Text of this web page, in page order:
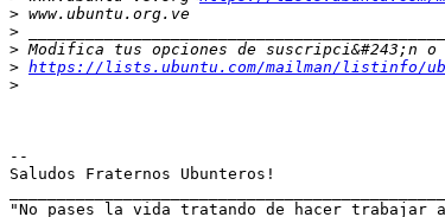
>
>
>
> https://lists.ubuntu.com/mailman/listinfo/
>
--
Saludos Fraternos Ubunteros!
"No pases la vida tratando de hacer trabajar